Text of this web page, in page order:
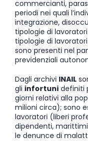
commercianti,
periodi nei quali
integrazione,
tipologie di
tipologie di
sono presenti nel
previdenziali
Dagli archivi INAIL
gli infortuni definiti
giorni relativi alla
milioni circa); sono
lavoratori (liberi
dipendenti,
le denunce di